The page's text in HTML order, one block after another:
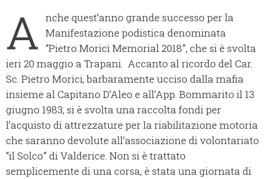
A nche quest’anno grande successo per la
Manifestazione podistica denominata
“Pietro Morici Memorial 2018”, che si è svolta
ieri 20 maggio a Trapani. Accanto al ricordo del Car.
Sc. Pietro Morici, barbaramente ucciso dalla mafia
insieme al Capitano D’Aleo e all’App. Bommarito il 13
giugno 1983, si è svolta una raccolta fondi per
l’acquisto di attrezzature per la riabilitazione motoria
che saranno devolute all’associazione di volontariato
“il Solco” di Valderice. Non si è trattato
semplicemente di una corsa, è stata una giornata di